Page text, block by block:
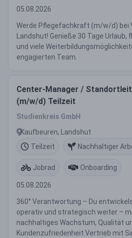
05.08.2026
Werde Pflegefachkraft (m/w/d) bei
Landshut! Genieße 30 Tage
und viele
engagierten Team.
Center-Manager /
(m/w/d) Teilzeit
Studienkreis GmbH
Kaufbeuren, Landshut
Teilzeit
Nachhaltiger
Jobrad Onboarding
05.08.2026
360° Verantwortung – Du
operativ und strategisch weiter –
nachhaltiges Wachstum, Qualität
Kundenzufriedenheit.Vertrieb mit